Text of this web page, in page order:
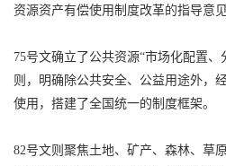
资源资产有偿使用制度改革的指导意
75号文确立了公共资源“市场化配置
则，明确除公共安全、公益用途外，
使用，搭建了全国统一的制度框架。
82号文则聚焦土地、矿产、森林、草